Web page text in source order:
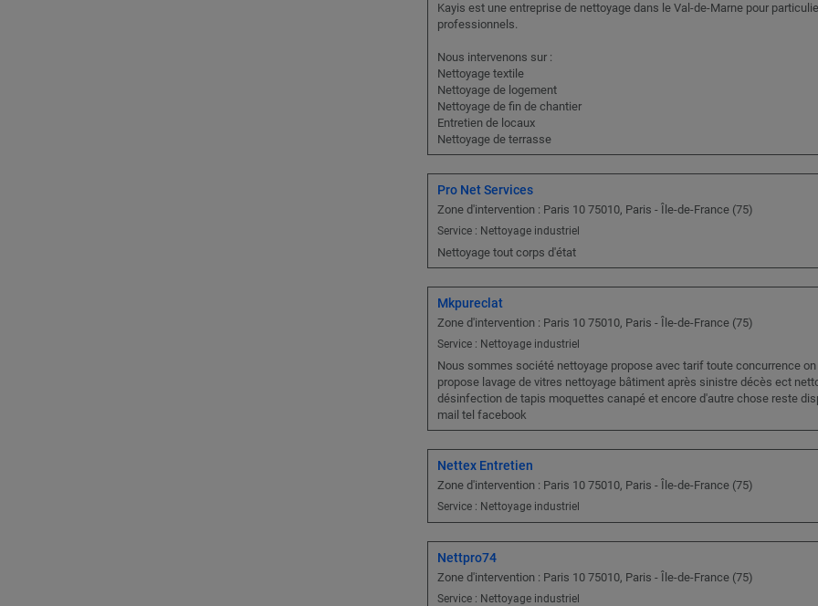
Kayis est une entreprise de nettoyage dans le Val-de-Marne pour
professionnels.
Nous intervenons sur :
Nettoyage textile
Nettoyage de logement
Nettoyage de fin de chantier
Entretien de locaux
Nettoyage de terrasse
Pro Net Services
Zone d'intervention : Paris 10 75010, Paris - Île-de-France (75)
Service : Nettoyage industriel
Nettoyage tout corps d'état
Mkpureclat
Zone d'intervention : Paris 10 75010, Paris - Île-de-France (75)
Service : Nettoyage industriel
Nous sommes société nettoyage propose avec tarif toute concurrence on
propose lavage de vitres nettoyage bâtiment après sinistre décès ect
désinfection de tapis moquettes canapé et encore d'autre chose reste
mail tel facebook
Nettex Entretien
Zone d'intervention : Paris 10 75010, Paris - Île-de-France (75)
Service : Nettoyage industriel
Nettpro74
Zone d'intervention : Paris 10 75010, Paris - Île-de-France (75)
Service : Nettoyage industriel